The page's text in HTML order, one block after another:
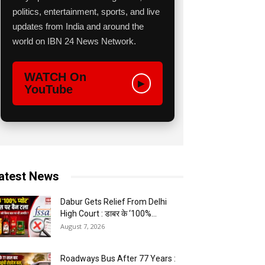
politics, entertainment, sports, and live
updates from India and around the
world on IBN 24 News Network.
WATCH On
YouTube
▶
News
Dabur Gets Relief From Delhi
High Court : डाबर के ‘100%...
August 7, 2026
Roadways Bus After 77 Years :